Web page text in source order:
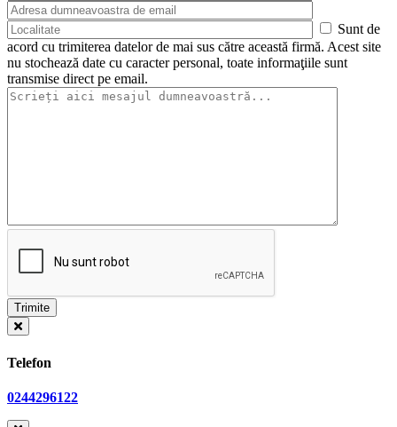
Sunt de
acord cu trimiterea datelor de mai sus către această firmă. Acest site
nu stochează date cu caracter personal, toate informaţiile sunt
transmise direct pe email.
Telefon
0244296122